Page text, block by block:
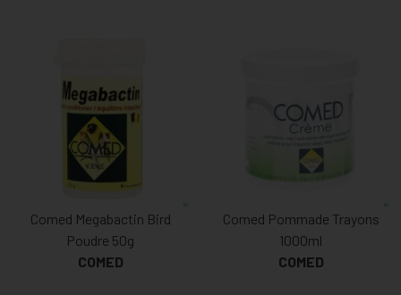
Comed Megabactin Bird
Poudre 50g
COMED
Comed Pommade Trayons
1000ml
COMED